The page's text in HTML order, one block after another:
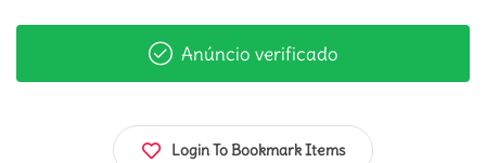
Anúncio verificado
Login To Bookmark Items